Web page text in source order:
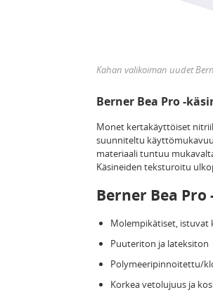
Kahan valikoiman uudet
Berner Bea Pro -
Monet kertakäyttöiset
suunniteltu
materiaali tuntuu
Käsineiden teksturoitu
Berner Bea
Molempikätiset,
Puuteriton ja lateksiton
Polymeeripinnoitettu/
Korkea vetolujuus ja